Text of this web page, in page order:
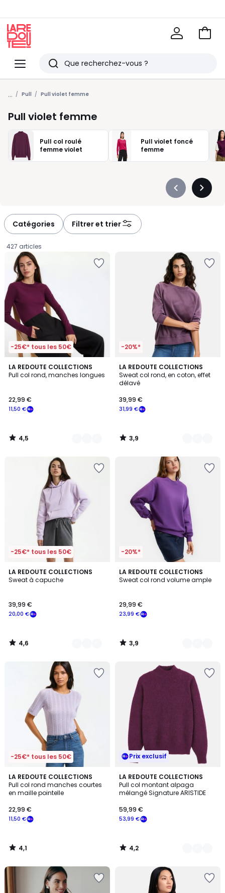
Menu
Redoute
Rechercher
Derniers
articles
vus
Voir
... Pull Pull violet femme
Pull violet femme
Pull col roulé
femme violet
Pull violet foncé
femme
Précédent
Catégories Filtrer et trier
427 articles
-25€* tous les 50€
LA REDOUTE COLLECTIONS
Pull col rond, manches longues
€
souscrivez
notre
programme
11,50 €
22,99 €
4,5
/ 5
2
Couleurs
4,5
/
-20%*
LA REDOUTE COLLECTIONS
Sweat col rond, en coton, effet
délavé
31,99 €
39,99 €
3,9
/ 5
3
Couleurs
3,9
/
-25€* tous les 50€
LA REDOUTE COLLECTIONS
Sweat à capuche
20,00 €
39,99 €
4,6
/ 5
2
Couleurs
4,6
/
-20%*
LA REDOUTE COLLECTIONS
Sweat col rond volume ample
23,99 €
29,99 €
3,9
/ 5
3
Couleurs
3,9
/
-25€* tous les 50€
LA REDOUTE COLLECTIONS
Pull col rond manches courtes
en maille pointelle
11,50 €
22,99 €
4,1
/ 5
4,1
/
Prix exclusif
LA REDOUTE COLLECTIONS
Pull col montant alpaga
mélangé Signature ARISTIDE
53,99 €
59,99 €
4,2
/ 5
6
Couleurs
4,2
/